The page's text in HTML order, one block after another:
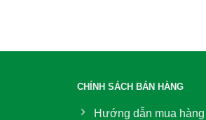
CHÍNH SÁCH BÁN HÀNG
Hướng dẫn mua